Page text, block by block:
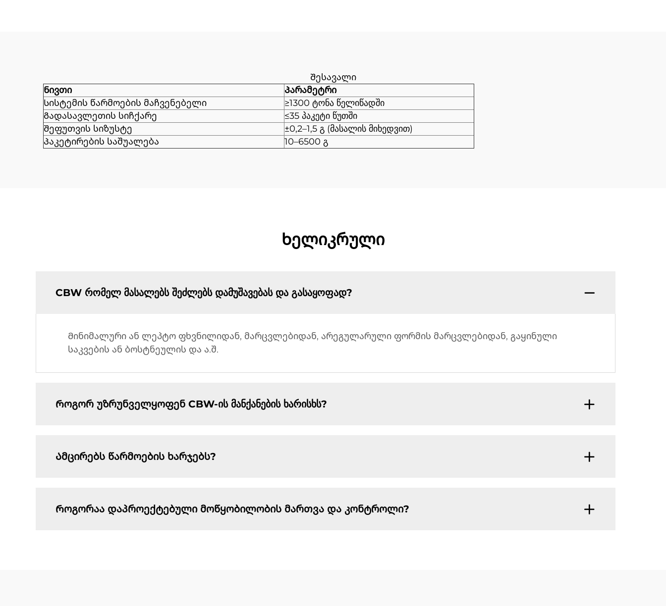
Შესავალი
Ნივთი
Პარამეტრი
Სისტემის წარმოების მაჩვენებელი
≥1300 ტონა წელიწადში
Გადასავლეთის სიჩქარე
≤35 პაკეტი წუთში
Შეფუთვის სიზუსტე
±0,2–1,5 გ (მასალის მიხედვით)
Პაკეტირების საშუალება
10–6500 გ
Ხელიკრული
CBW რომელ მასალებს შეძლებს დამუშავებას და გასაყოფად?
Მინიმალური ან ლეპტო ფხვნილიდან, მარცვლებიდან, არეგულარული ფორმის მარცვლებიდან, გაყინული
საკვების ან ბოსტნეულის და ა.შ.
Როგორ უზრუნველყოფენ CBW-ის მანქანების ხარისხს?
Ამცირებს წარმოების ხარჯებს?
Როგორაა დაპროექტებული მოწყობილობის მართვა და კონტროლი?